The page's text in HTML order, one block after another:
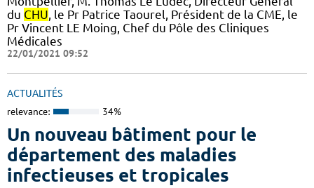
du CHU, le Pr Patrice Taourel, Président de la CME, le
Pr Vincent LE Moing, Chef du Pôle des Cliniques
Médicales
22/01/2021 09:52
ACTUALITÉS
relevance: 34%
Un nouveau bâtiment pour le
département des maladies
infectieuses et tropicales